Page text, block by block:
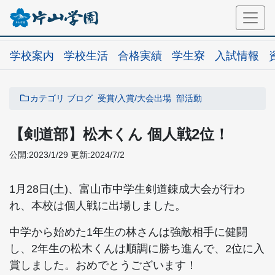
学校案内 学校生活 合格実績 学生寮 入試情報
カテゴリ ブログ 受賞/入賞/大会出場 部活動
【剣道部】松木くん 個人戦2位！
公開:2023/1/29 更新:2024/7/2
1月28日(土)、富山市中学生剣道錬成大会が行わ
れ、本校は個人戦に出場しました。
中学から始めた1年生の林さんは強敵相手に健闘
し、2年生の松木くんは順調に勝ち進んで、2位に入
賞しました。おめでとうございます！